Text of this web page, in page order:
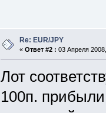
Re: EUR/JPY
« Ответ #2 : 03 Апреля
Лот
100п.